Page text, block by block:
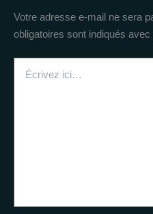
Votre adresse e-mail ne sera
obligatoires sont indiqués avec
ici…